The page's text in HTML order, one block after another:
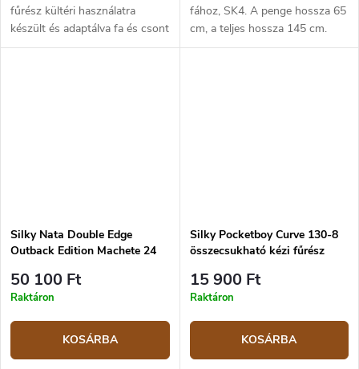
fűrész kültéri használatra
készült és adaptálva fa és csont
vágására. Különösen alkalmas
fához, SK4. A penge hossza 65
cm, a teljes hossza 145 cm.
Markolat gumi anyagból.
Silky Nata Double Edge
Outback Edition Machete 24
50 100 Ft
Raktáron
KOSÁRBA
Silky Pocketboy Curve 130-8
összecsukható kézi fűrész
15 900 Ft
Raktáron
KOSÁRBA